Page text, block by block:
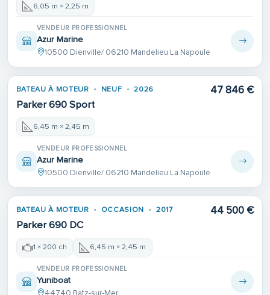
6,05 m × 2,25 m
VENDEUR PROFESSIONNEL
Azur Marine
10500 Dienville/ 06210 Mandelieu La Napoule
BATEAU À MOTEUR NEUF 2026
Parker 690 Sport
47 846 €
6,45 m × 2,45 m
VENDEUR PROFESSIONNEL
Azur Marine
10500 Dienville/ 06210 Mandelieu La Napoule
BATEAU À MOTEUR OCCASION 2017
Parker 690 DC
44 500 €
1 × 200 ch 6,45 m × 2,45 m
VENDEUR PROFESSIONNEL
Yuniboat